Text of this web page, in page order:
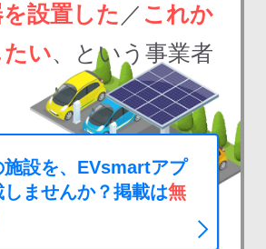
設置した ／ これか
たい、という事業者
施設を、EVsmartアプ
しませんか？掲載は無